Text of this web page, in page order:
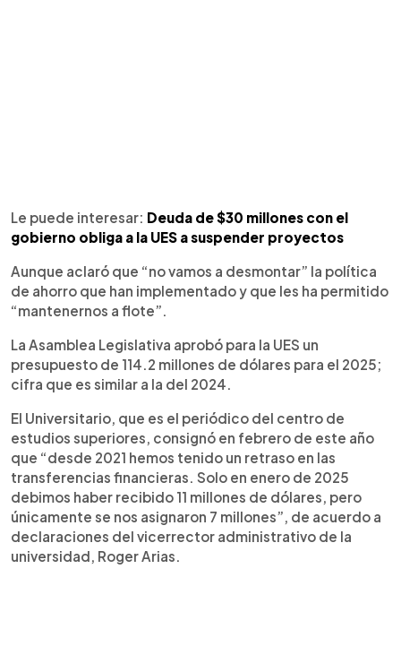
Le puede interesar: Deuda de $30 millones con el
gobierno obliga a la UES a suspender proyectos
Aunque aclaró que “no vamos a desmontar” la política
de ahorro que han implementado y que les ha permitido
“mantenernos a flote”.
La Asamblea Legislativa aprobó para la UES un
presupuesto de 114.2 millones de dólares para el 2025;
cifra que es similar a la del 2024.
El Universitario, que es el periódico del centro de
estudios superiores, consignó en febrero de este año
que “desde 2021 hemos tenido un retraso en las
transferencias financieras. Solo en enero de 2025
debimos haber recibido 11 millones de dólares, pero
únicamente se nos asignaron 7 millones”, de acuerdo a
declaraciones del vicerrector administrativo de la
universidad, Roger Arias.